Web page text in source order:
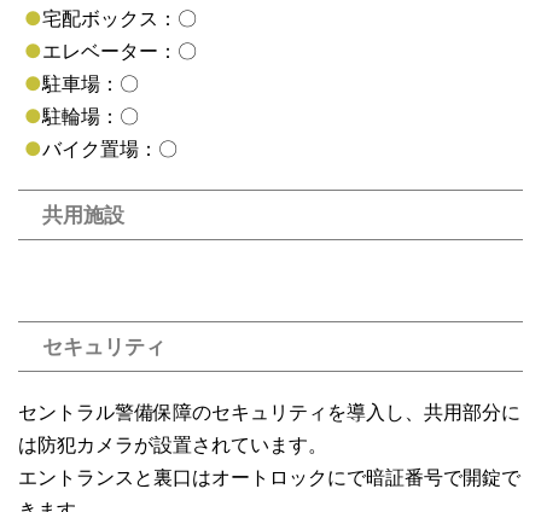
●宅配ボックス：〇
●エレベーター：〇
●駐車場：〇
●駐輪場：〇
●バイク置場：〇
共用施設
セキュリティ
セントラル警備保障のセキュリティを導入し、共用部分に
は防犯カメラが設置されています。
エントランスと裏口はオートロックにで暗証番号で開錠で